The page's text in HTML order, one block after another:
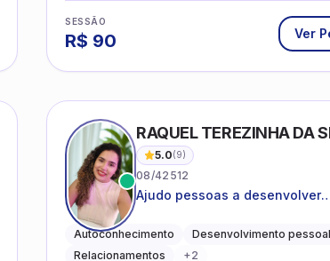
SESSÃO
R$ 90 Ver
RAQUEL TEREZINHA DA
5.0(9)
08/42512
Ajudo pessoas a desenvolver
saudáveis
Autoconhecimento
Desenvolvimento pessoal
Relacionamentos
+2